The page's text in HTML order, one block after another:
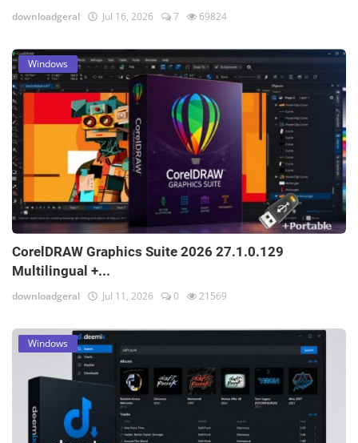
downloadgeral Jul 16, 2026 7 69824
Windows
CorelDRAW Graphics Suite 2026 27.1.0.129
Multilingual +...
downloadgeral Jul 11, 2026 0 21569
Windows